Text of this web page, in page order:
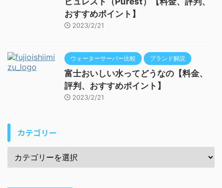
おすすめポイント】
2023/2/21
ウォーターサーバー比較 ブランド解説
富士おいしい水ってどうなの【料金、
評判、おすすめポイント】
2023/2/21
カテゴリー